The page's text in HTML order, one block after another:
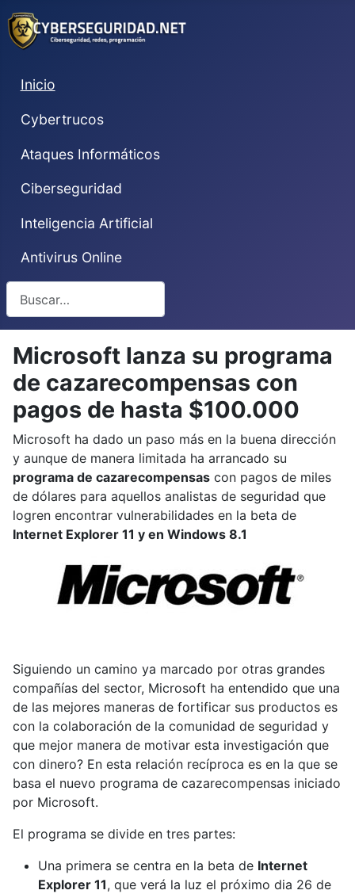
Inicio
Cybertrucos
Ataques Informáticos
Ciberseguridad
Inteligencia Artificial
Antivirus Online
Microsoft lanza su programa
de cazarecompensas con
pagos de hasta $100.000
Microsoft ha dado un paso más en la buena dirección
y aunque de manera limitada ha arrancado su
programa de cazarecompensas con pagos de miles
de dólares para aquellos analistas de seguridad que
logren encontrar vulnerabilidades en la beta de
Internet Explorer 11 y en Windows 8.1
Siguiendo un camino ya marcado por otras grandes
compañías del sector, Microsoft ha entendido que una
de las mejores maneras de fortificar sus productos es
con la colaboración de la comunidad de seguridad y
que mejor manera de motivar esta investigación que
con dinero? En esta relación recíproca es en la que se
basa el nuevo programa de cazarecompensas iniciado
por Microsoft.
El programa se divide en tres partes:
Una primera se centra en la beta de Internet
Explorer 11, que verá la luz el próximo dia 26 de